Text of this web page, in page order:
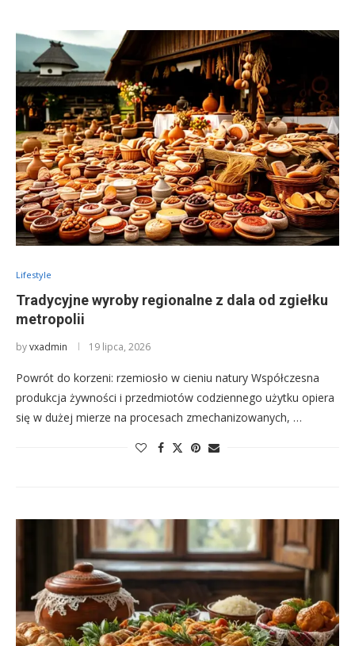
Lifestyle
Tradycyjne wyroby regionalne z dala od zgiełku
metropolii
byvxadmin 19 lipca, 2026
Powrót do korzeni: rzemiosło w cieniu natury Współczesna
produkcja żywności i przedmiotów codziennego użytku opiera
się w dużej mierze na procesach zmechanizowanych, …